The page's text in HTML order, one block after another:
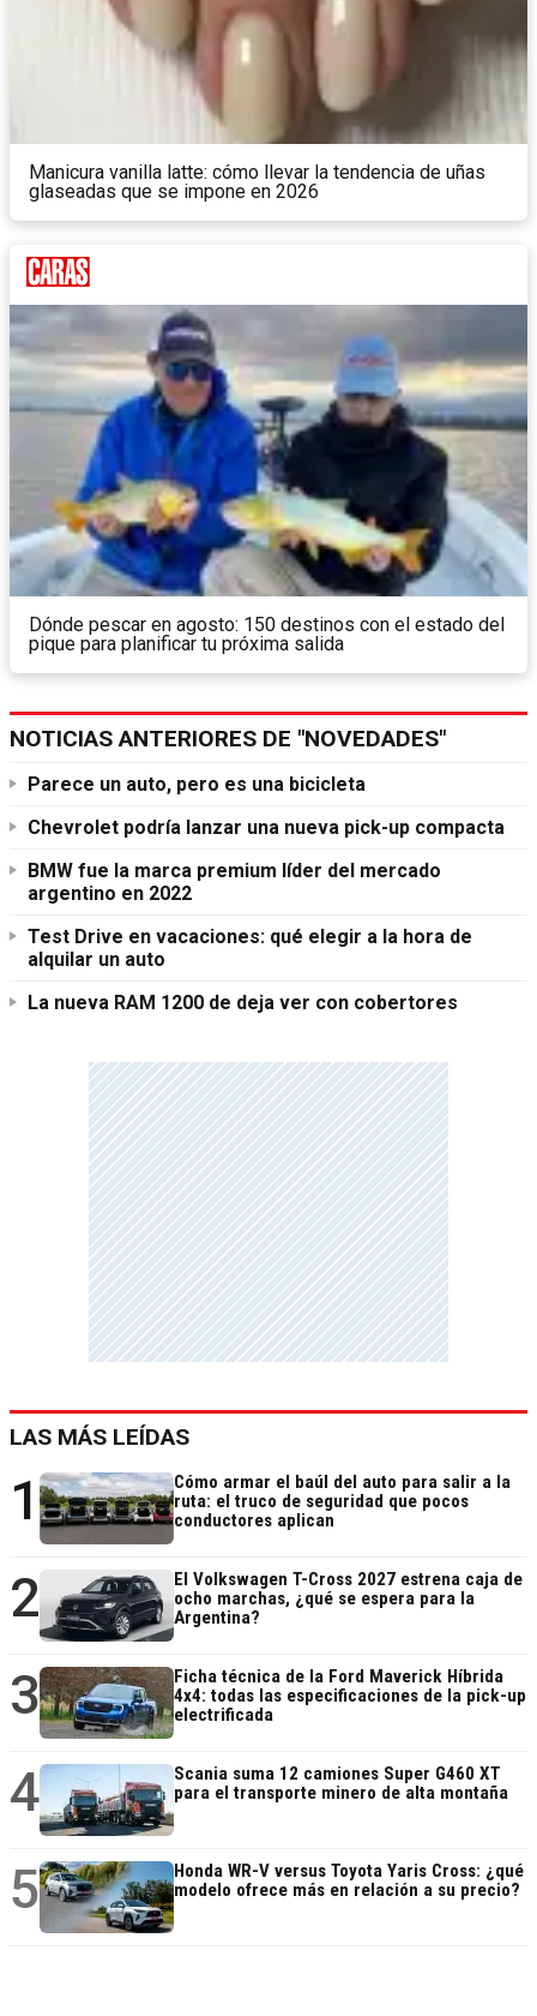
Manicura vanilla latte: cómo llevar la tendencia de uñas
glaseadas que se impone en 2026
Dónde pescar en agosto: 150 destinos con el estado del
pique para planificar tu próxima salida
NOTICIAS ANTERIORES DE "NOVEDADES"
Parece un auto, pero es una bicicleta
Chevrolet podría lanzar una nueva pick-up compacta
BMW fue la marca premium líder del mercado
argentino en 2022
Test Drive en vacaciones: qué elegir a la hora de
alquilar un auto
La nueva RAM 1200 de deja ver con cobertores
LAS MÁS LEÍDAS
1
Cómo armar el baúl del auto para salir a la
ruta: el truco de seguridad que pocos
conductores aplican
2
El Volkswagen T-Cross 2027 estrena caja de
ocho marchas, ¿qué se espera para la
Argentina?
3
Ficha técnica de la Ford Maverick Híbrida
4x4: todas las especificaciones de la pick-up
electrificada
4
Scania suma 12 camiones Super G460 XT
para el transporte minero de alta montaña
5
Honda WR-V versus Toyota Yaris Cross: ¿qué
modelo ofrece más en relación a su precio?